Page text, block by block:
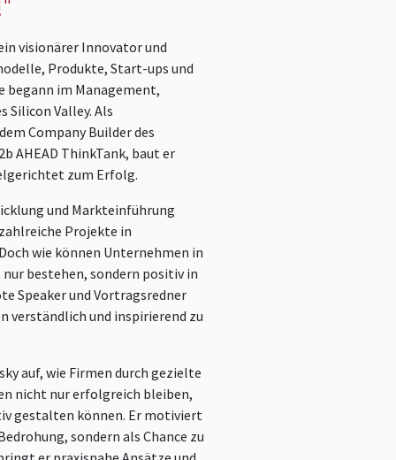
visionärer Innovator und
Produkte, Start-ups und
begann im Management,
Valley. Als
Company Builder des
AHEAD ThinkTank, baut er
zum Erfolg.
und Markteinführung
Projekte in
wie können Unternehmen in
bestehen, sondern positiv in
Speaker und Vortragsredner
verständlich und inspirierend zu
auf, wie Firmen durch gezielte
nicht nur erfolgreich bleiben,
gestalten können. Er motiviert
sondern als Chance zu